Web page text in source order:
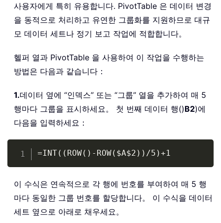
    totalCols
= DataRange.Columns.
    totalRows
= DataRange. Rows
    outCol
=
0
For startCol
If endCol > totalCols Then
        sumVal
0
        cntVal
If Not IsEmpty
If IsNumeric(v(r
                        sumVal
=
End
If
End
사용자에게 특히 유용합니다. PivotTable 은 데이터 변경
을 동적으로 처리하고 유연한 그룹화를 지원하므로 대규
모 데이터 세트나 정기 보고 작업에 적합합니다。
헬퍼 열과 PivotTable 을 사용하여 이 작업을 수행하는
방법은 다음과 같습니다：
1.데이터 옆에 “인덱스” 또는 “그룹” 열을 추가하여 매 5
행마다 그룹을 표시하세요。 첫 번째 데이터 행()B2)에
다음을 입력하세요：
=INT((ROW()-ROW($A$2))/5)+1
이 수식은 연속적으로 각 행에 번호를 부여하여 매 5 행
마다 동일한 그룹 번호를 할당합니다。 이 수식을 데이터
세트 옆으로 아래로 채우세요。